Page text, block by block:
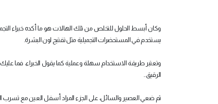
وكان أبسط الحلول للتخلص من تلك الهالات هو ما أكده خبراء
يستخدم في المستحضرات التجميلية مثل تفتيح لون البشرة.
وتعتبر طريقة الاستخدام سهلة وعملية كما يقول الخبراء، فما
الرقيق..